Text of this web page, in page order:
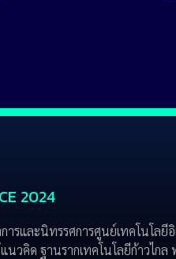
2024
ารและนิทรรศการศูนย์เทคโนโล
นวคิด ฐานรากเทคโนโลยีก้าวไก